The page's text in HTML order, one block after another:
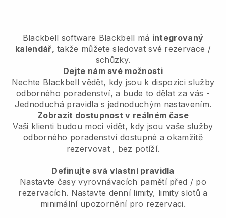
Blackbell software Blackbell má integrovaný
kalendář, takže můžete sledovat své rezervace /
schůzky.
Dejte nám své možnosti
Nechte Blackbell vědět, kdy jsou k dispozici služby
odborného poradenství, a bude to dělat za vás -
Jednoduchá pravidla s jednoduchým nastavením.
Zobrazit dostupnost v reálném čase
Vaši klienti budou moci vidět, kdy jsou vaše služby
odborného poradenství dostupné a okamžitě
rezervovat, bez potíží.
Definujte svá vlastní pravidla
Nastavte časy vyrovnávacích pamětí před / po
rezervacích. Nastavte denní limity, limity slotů a
minimální upozornění pro rezervaci.